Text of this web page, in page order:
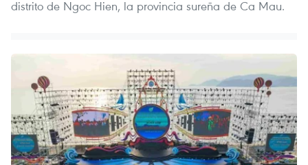
distrito de Ngoc Hien, la provincia sureña de Ca Mau.